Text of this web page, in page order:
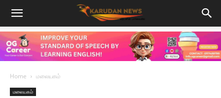
Home மலையகம்
மலையகம்